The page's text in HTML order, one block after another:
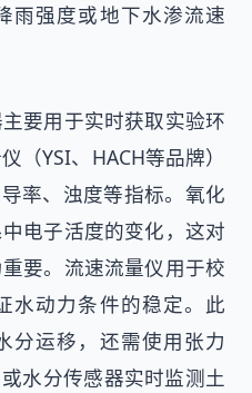
雨强度或地下水渗流速
要用于实时获取实验环
（YSI、HACH等品牌）
率、浊度等指标。氧化
电子活度的变化，这对
要。流速流量仪用于校
水动力条件的稳定。此
分运移，还需使用张力
水分传感器实时监测土